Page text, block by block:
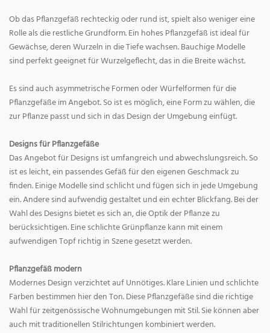
Ob das Pflanzgefäß rechteckig oder rund ist, spielt also weniger eine
Rolle als die restliche Grundform. Ein hohes Pflanzgefäß ist ideal für
Gewächse, deren Wurzeln in die Tiefe wachsen. Bauchige Modelle
sind perfekt geeignet für Wurzelgeflecht, das in die Breite wächst.
Es sind auch asymmetrische Formen oder Würfelformen für die
Pflanzgefäße im Angebot. So ist es möglich, eine Form zu wählen, die
zur Pflanze passt und sich in das Design der Umgebung einfügt.
Designs für Pflanzgefäße
Das Angebot für Designs ist umfangreich und abwechslungsreich. So
ist es leicht, ein passendes Gefäß für den eigenen Geschmack zu
finden. Einige Modelle sind schlicht und fügen sich in jede Umgebung
ein. Andere sind aufwendig gestaltet und ein echter Blickfang. Bei der
Wahl des Designs bietet es sich an, die Optik der Pflanze zu
berücksichtigen. Eine schlichte Grünpflanze kann mit einem
aufwendigen Topf richtig in Szene gesetzt werden.
Pflanzgefäß modern
Modernes Design verzichtet auf Unnötiges. Klare Linien und schlichte
Farben bestimmen hier den Ton. Diese Pflanzgefäße sind die richtige
Wahl für zeitgenössische Wohnumgebungen mit Stil. Sie können aber
auch mit traditionellen Stilrichtungen kombiniert werden.